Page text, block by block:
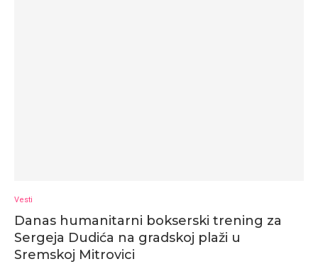
Vesti
Danas humanitarni bokserski trening za
Sergeja Dudića na gradskoj plaži u
Sremskoj Mitrovici